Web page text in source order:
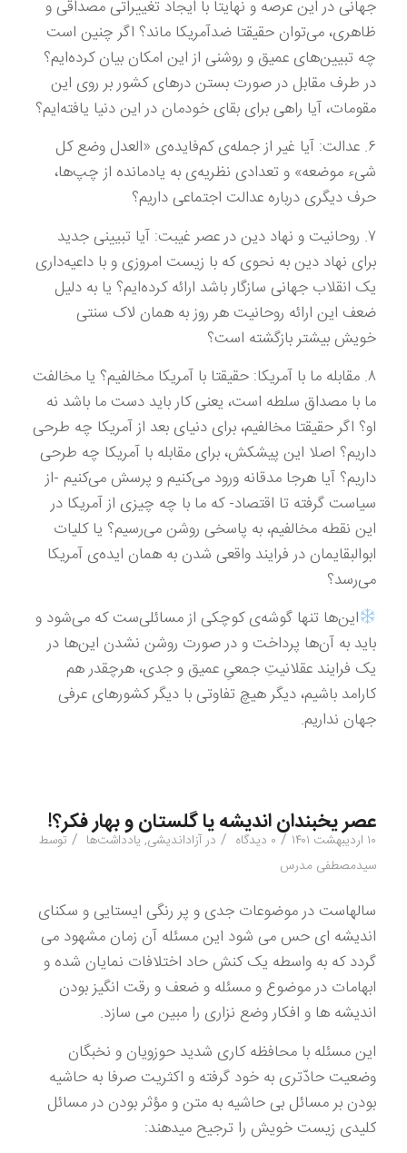
جهانی در این عرصه و نهایتا با ایجاد تغییراتی مصداقی و
ظاهری، می‌توان حقیقتا ضدآمریکا ماند؟ اگر چنین است
چه تبیین‌های عمیق و روشنی از این امکان بیان کرده‌ایم؟
در طرف مقابل در صورت بستن درهای کشور بر روی این
مقومات، آیا راهی برای بقای خودمان در این دنیا یافته‌ایم؟
۶. عدالت: آیا غیر از جمله‌ی کم‌فایده‌ی «العدل وضع کل
شیء موضعه» و تعدادی نظریه‌ی به یادمانده از چپ‌ها،
حرف دیگری درباره عدالت اجتماعی داریم؟
۷. روحانیت و نهاد دین در عصر غیبت: آیا تبیینی جدید
برای نهاد دین به نحوی که با زیست امروزی و با داعیه‌داری
یک انقلاب جهانی سازگار باشد ارائه کرده‌ایم؟ یا به دلیل
ضعف این ارائه روحانیت هر روز به همان لاک سنتی
خویش بیشتر بازگشته است؟
۸. مقابله ما با آمریکا: حقیقتا با آمریکا مخالفیم؟ یا مخالفت
ما با مصداق سلطه است، یعنی کار باید دست ما باشد نه
او؟ اگر حقیقتا مخالفیم، برای دنیای بعد از آمریکا چه طرحی
داریم؟ اصلا این پیشکش، برای مقابله با آمریکا چه طرحی
داریم؟ آیا هرجا مدقانه ورود می‌کنیم و پرسش می‌کنیم -از
سیاست گرفته تا اقتصاد- که ما با چه چیزی از آمریکا در
این نقطه مخالفیم، به پاسخی روشن می‌رسیم؟ یا کلیات
ابوالبقایمان در فرایند واقعی شدن به همان ایده‌ی آمریکا
می‌رسد؟
این‌ها تنها گوشه‌ی کوچکی از مسائلی‌ست که می‌شود و
باید به آن‌ها پرداخت و در صورت روشن نشدن این‌ها در
یک فرایند عقلانیتِ جمعیِ عمیق و جدی، هرچقدر هم
کارامد باشیم، دیگر هیچ تفاوتی با دیگر کشورهای عرفی
جهان نداریم.
عصر یخبندان اندیشه یا گلستان و بهار فکر؟!
۱۰ اردیبهشت ۱۴۰۱ / ۰ دیدگاه / در آزاداندیشی, یادداشت‌ها / توسط
سیدمصطفی مدرس
سالهاست در موضوعات جدی و پر رنگی ایستایی و سکنای
اندیشه ای حس می شود این مسئله آن زمان مشهود می
گردد که به واسطه یک کنش حاد اختلافات نمایان شده و
ابهامات در موضوع و مسئله و ضعف و رقت انگیز بودن
اندیشه ها و افکار وضع نزاری را مبین می سازد.
این مسئله با محافظه کاری شدید حوزویان و نخبگان
وضعیت حادّتری به خود گرفته و اکثریت صرفا به حاشیه
بودن بر مسائل بی حاشیه به متن و مؤثر بودن در مسائل
کلیدی زیست خویش را ترجیح میدهند: